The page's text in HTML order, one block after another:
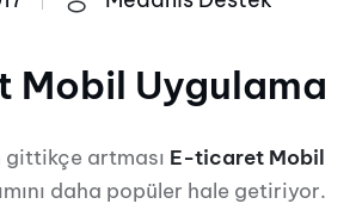
Uygulama
gittikçe artması E-ticaret Mobil
daha popüler hale getiriyor.